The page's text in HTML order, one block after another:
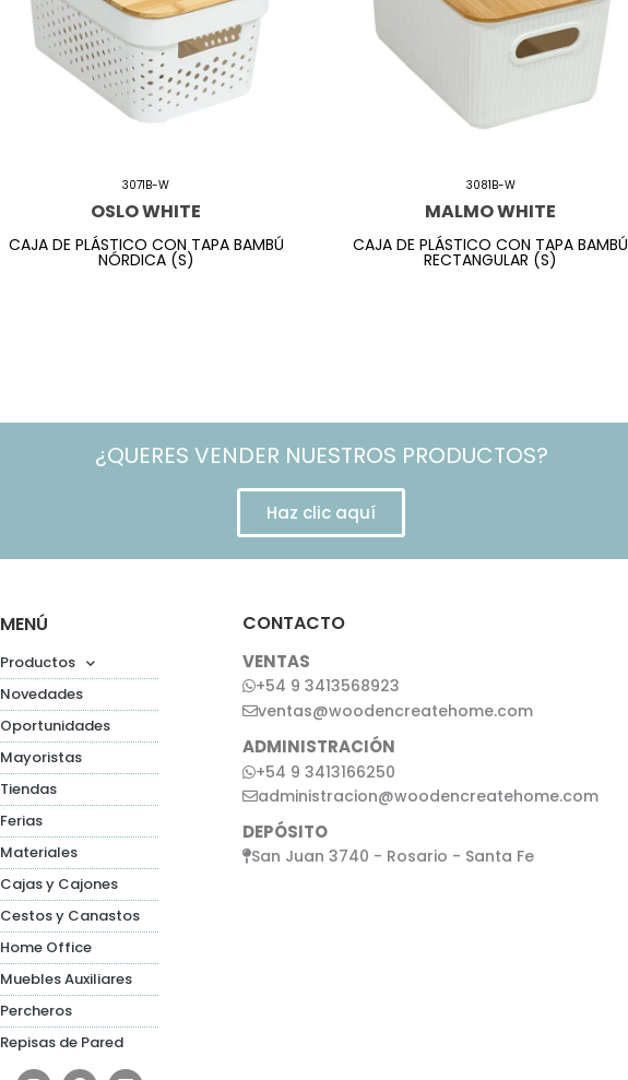
3071B-W
OSLO WHITE
CAJA DE PLÁSTICO CON TAPA BAMBÚ
NÓRDICA (S)
3081B-W
MALMO WHITE
CAJA DE PLÁSTICO CON TAPA BAMBÚ
RECTANGULAR (S)
¿QUERES VENDER NUESTROS PRODUCTOS?
Haz clic aquí
MENÚ
Productos
Novedades
Oportunidades
Mayoristas
Tiendas
Ferias
Materiales
Cajas y Cajones
Cestos y Canastos
Home Office
Muebles Auxiliares
Percheros
Repisas de Pared
CONTACTO
VENTAS
+54 9 3413568923
ventas@woodencreatehome.com
ADMINISTRACIÓN
+54 9 3413166250
administracion@woodencreatehome.com
DEPÓSITO
San Juan 3740 - Rosario - Santa Fe